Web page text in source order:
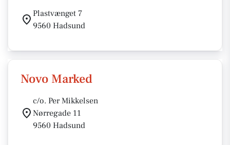
Plastvænget 7
9560 Hadsund
Novo Marked
c/o. Per Mikkelsen
Nørregade 11
9560 Hadsund